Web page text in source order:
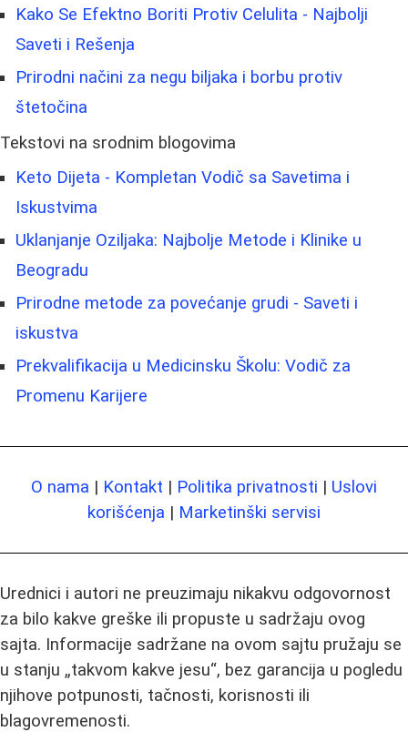
Kako Se Efektno Boriti Protiv Celulita - Najbolji
Saveti i Rešenja
Prirodni načini za negu biljaka i borbu protiv
štetočina
Tekstovi na srodnim blogovima
Keto Dijeta - Kompletan Vodič sa Savetima i
Iskustvima
Uklanjanje Oziljaka: Najbolje Metode i Klinike u
Beogradu
Prirodne metode za povećanje grudi - Saveti i
iskustva
Prekvalifikacija u Medicinsku Školu: Vodič za
Promenu Karijere
O nama | Kontakt | Politika privatnosti | Uslovi
korišćenja | Marketinški servisi
Urednici i autori ne preuzimaju nikakvu odgovornost
za bilo kakve greške ili propuste u sadržaju ovog
sajta. Informacije sadržane na ovom sajtu pružaju se
u stanju „takvom kakve jesu“, bez garancija u pogledu
njihove potpunosti, tačnosti, korisnosti ili
blagovremenosti.